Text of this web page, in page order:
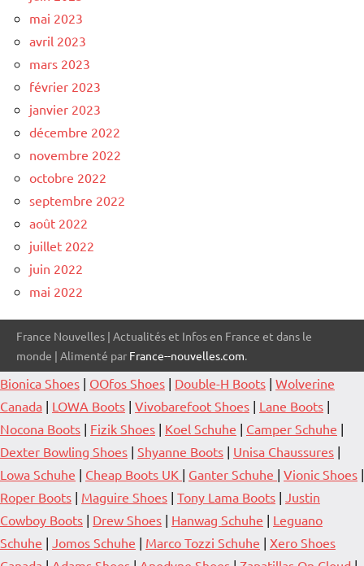
mai 2023
avril 2023
mars 2023
février 2023
janvier 2023
décembre 2022
novembre 2022
octobre 2022
septembre 2022
août 2022
juillet 2022
juin 2022
mai 2022
France Nouvelles | Actualités et Infos en France et dans le
monde | Alimenté par France--nouvelles.com.
Bionica Shoes | OOfos Shoes | Double-H Boots | Wolverine
Canada | LOWA Boots | Vivobarefoot Shoes | Lane Boots |
Nocona Boots | Fizik Shoes | Koel Schuhe | Camper Schuhe |
Dexter Bowling Shoes | Shyanne Boots | Unisa Chaussures |
Lowa Schuhe | Cheap Boots UK | Ganter Schuhe | Vionic Shoes |
Roper Boots | Maguire Shoes | Tony Lama Boots | Justin
Cowboy Boots | Drew Shoes | Hanwag Schuhe | Leguano
Schuhe | Jomos Schuhe | Marco Tozzi Schuhe | Xero Shoes